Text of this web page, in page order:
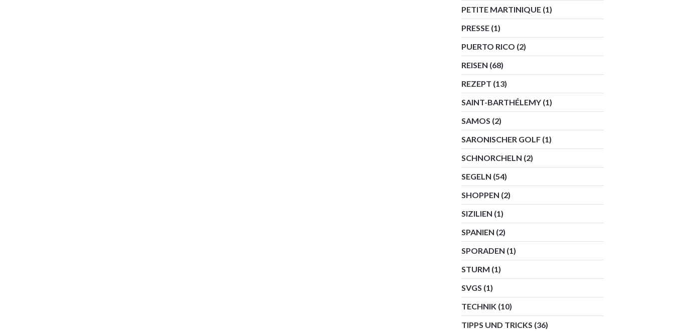
PETITE MARTINIQUE (1)
PRESSE (1)
PUERTO RICO (2)
REISEN (68)
REZEPT (13)
SAINT-BARTHÉLEMY (1)
SAMOS (2)
SARONISCHER GOLF (1)
SCHNORCHELN (2)
SEGELN (54)
SHOPPEN (2)
SIZILIEN (1)
SPANIEN (2)
SPORADEN (1)
STURM (1)
SVGS (1)
TECHNIK (10)
TIPPS UND TRICKS (36)